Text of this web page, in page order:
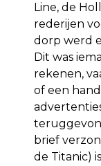
Line, de
rederijen
dorp werd
Dit was
rekenen,
of een
brief
de Titanic)